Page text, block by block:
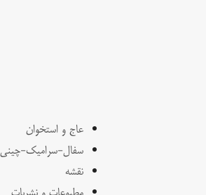
عاج و استخوان
سفال-سرامیک-چینی
نقشه